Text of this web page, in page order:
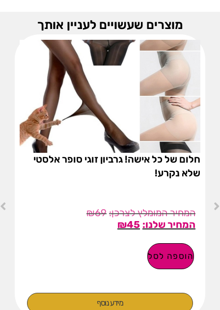
מוצרים שעשויים לעניין אותך
חלום של כל אישה! גרביון זוגי סופר אלסטי
שלא נקרע!
₪69
₪45
הוספה לסל
מידע נוסף